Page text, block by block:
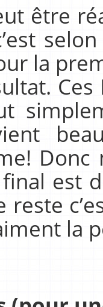
être
la
Donc
est
reste
la